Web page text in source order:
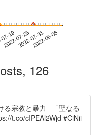
19
2022-07-252022-07-312022-08-06
126
る宗教と暴力 : 「聖なる
t.co/cIPEAl2Wjd #CiNii